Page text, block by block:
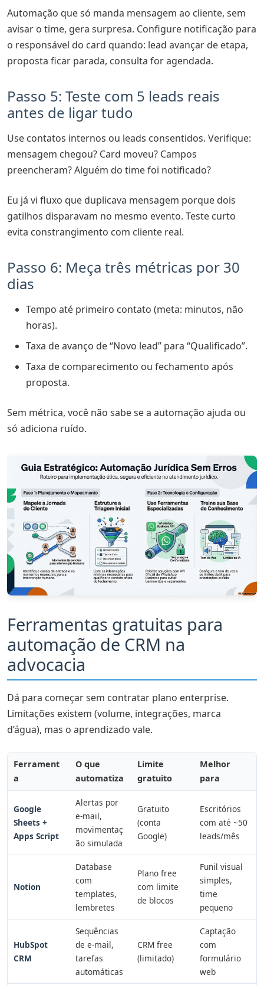
Automação que só manda mensagem ao cliente, sem
avisar o time, gera surpresa. Configure notificação para
o responsável do card quando: lead avançar de etapa,
proposta ficar parada, consulta for agendada.
Passo 5: Teste com 5 leads reais
antes de ligar tudo
Use contatos internos ou leads consentidos. Verifique:
mensagem chegou? Card moveu? Campos
preencheram? Alguém do time foi notificado?
Eu já vi fluxo que duplicava mensagem porque dois
gatilhos disparavam no mesmo evento. Teste curto
evita constrangimento com cliente real.
Passo 6: Meça três métricas por 30
dias
Tempo até primeiro contato (meta: minutos, não
horas).
Taxa de avanço de “Novo lead” para “Qualificado”.
Taxa de comparecimento ou fechamento após
proposta.
Sem métrica, você não sabe se a automação ajuda ou
só adiciona ruído.
Ferramentas gratuitas para
automação de CRM na
advocacia
Dá para começar sem contratar plano enterprise.
Limitações existem (volume, integrações, marca
d’água), mas o aprendizado vale.
Ferrament
a
O que
automatiza
Limite
gratuito
Melhor
para
Google
Sheets +
Apps Script
Alertas por
e-mail,
movimentaç
ão simulada
Gratuito
(conta
Google)
Escritórios
com até ~50
leads/mês
Notion
Database
com
templates,
lembretes
Plano free
com limite
de blocos
Funil visual
simples,
time
pequeno
HubSpot
CRM
Sequências
de e-mail,
tarefas
automáticas
CRM free
(limitado)
Captação
com
formulário
web